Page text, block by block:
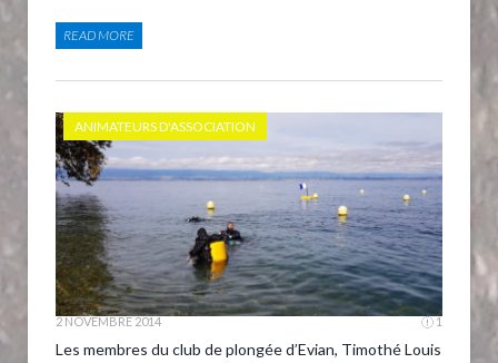
READ MORE
ANIMATEURS D'ASSOCIATION
2 NOVEMBRE 2014 1
Les membres du club de plongée d’Evian, Timothé Louis